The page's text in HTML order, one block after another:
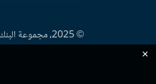
© 2025، مجموعة البنك الدولي جميع الحقوق محفوظة.
×